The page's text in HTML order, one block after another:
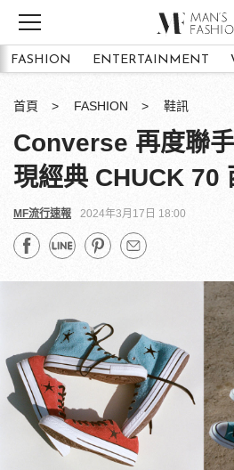
FASHION ENTERTAINMENT
首頁 FASHION 鞋訊
Converse 再度聯
現經典 CHUCK 70
MF流行速報 2024年3月17日 18:00